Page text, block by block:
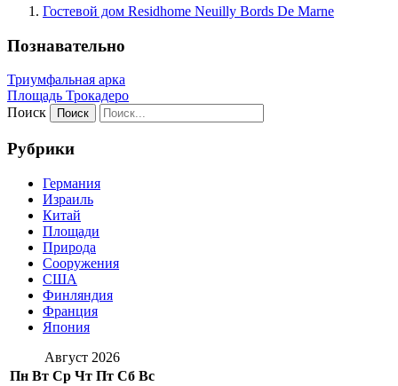
Гостевой дом Residhome Neuilly Bords De Marne
Познавательно
Триумфальная арка
Площадь Трокадеро
Поиск
Рубрики
Германия
Израиль
Китай
Площади
Природа
Сооружения
США
Финляндия
Франция
Япония
Август 2026
Пн Вт Ср Чт Пт Сб Вс